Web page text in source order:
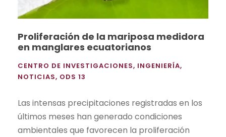
Proliferación de la mariposa medidora
en manglares ecuatorianos
CENTRO DE INVESTIGACIONES, INGENIERÍA,
NOTICIAS, ODS 13
Las intensas precipitaciones registradas en los
últimos meses han generado condiciones
ambientales que favorecen la proliferación